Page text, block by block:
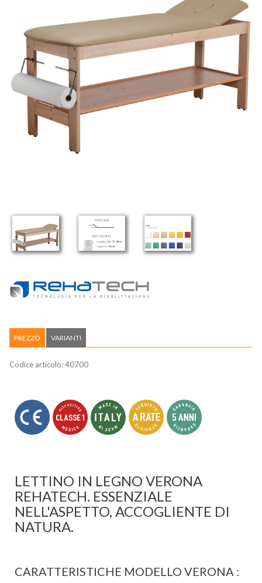
PREZZO VARIANTI
Codice articolo:40700
LETTINO IN LEGNO VERONA
REHATECH. ESSENZIALE
NELL'ASPETTO, ACCOGLIENTE DI
NATURA.
CARATTERISTICHE MODELLO VERONA :